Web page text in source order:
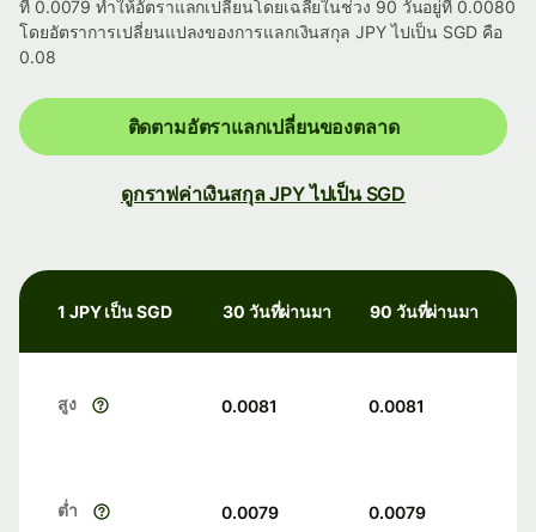
ที่ 0.0079 ทำให้อัตราแลกเปลี่ยนโดยเฉลี่ยในช่วง 90 วันอยู่ที่ 0.0080
โดยอัตราการเปลี่ยนแปลงของการแลกเงินสกุล JPY ไปเป็น SGD คือ
0.08
ติดตามอัตราแลกเปลี่ยนของตลาด
ดูกราฟค่าเงินสกุล JPY ไปเป็น SGD
1 JPY เป็น SGD 30 วันที่ผ่านมา 90 วันที่ผ่านมา
สูง 0.0081 0.0081
ต่ำ 0.0079 0.0079